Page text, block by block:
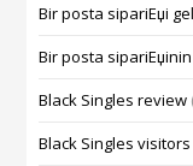
Bir posta sipariЕџi
Bir posta
Black Singles review
Black Singles visitors